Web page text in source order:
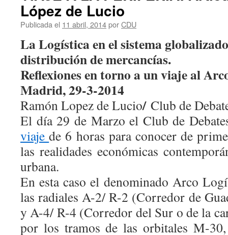
López de Lucio
Publicada el 11 abril, 2014porCDU
La Logística en el sistema
distribución de mercancías.
Reflexiones en torno a un viaje al
Madrid, 29-3-2014
Ramón Lopez de Lucio/ Club de
El día 29 de Marzo el Club de
viajede 6 horas para conocer de
las realidades económicas
urbana.
En esta caso el denominado Arco
las radiales A-2/ R-2 (Corredor de
y A-4/ R-4 (Corredor del Sur o de la
por los tramos de las orbitales M-